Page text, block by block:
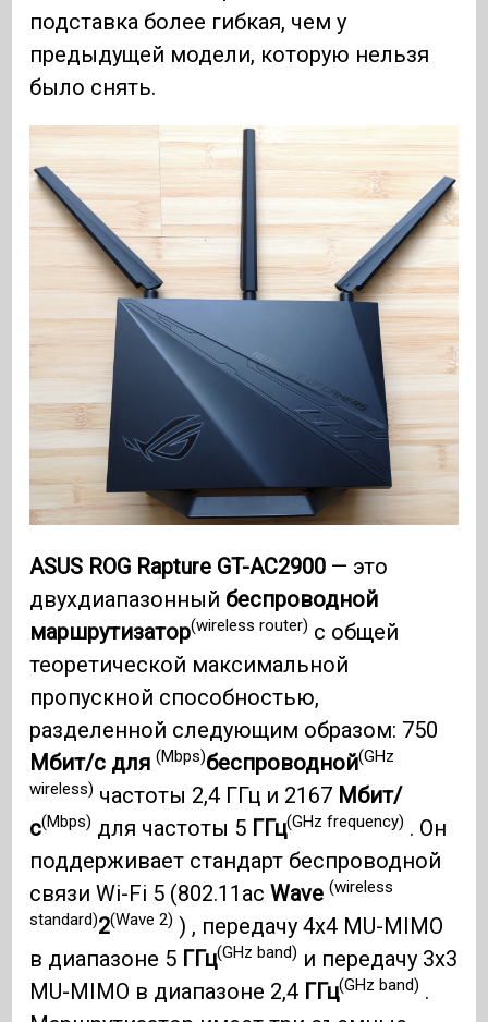
подставка более гибкая, чем у
предыдущей модели, которую нельзя
было снять.
ASUS ROG Rapture GT-AC2900 — это
двухдиапазонный беспроводной
маршрутизатор(wireless router) с общей
теоретической максимальной
пропускной способностью,
разделенной следующим образом: 750
Мбит/с для(Mbps)беспроводной(GHz
wireless) частоты 2,4 ГГц и 2167 Мбит/
с(Mbps) для частоты 5 ГГц(GHz frequency) . Он
поддерживает стандарт беспроводной
связи Wi-Fi 5 (802.11acWave(wireless
standard)2(Wave 2) ) , передачу 4x4 MU-MIMO
в диапазоне 5 ГГц(GHz band) и передачу 3x3
MU-MIMO в диапазоне 2,4 ГГц(GHz band) .